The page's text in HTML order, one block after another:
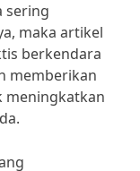
sering
maka artikel
berkendara
memberikan
meningkatkan